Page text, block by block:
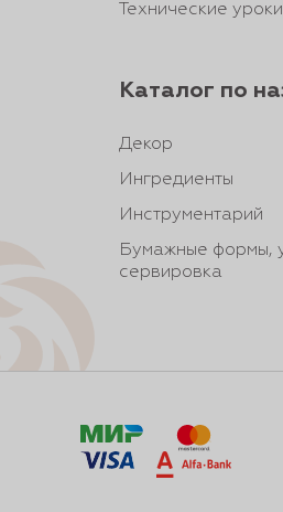
Технические уроки
Каталог по
Декор
Ингредиенты
Инструментарий
Бумажные формы,
сервировка